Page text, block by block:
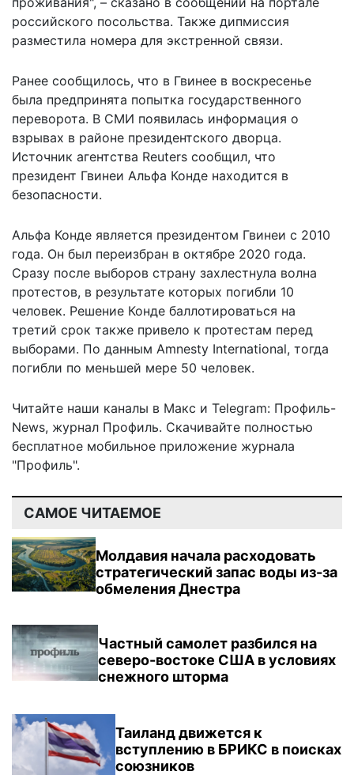
российского посольства. Также дипмиссия
разместила номера для экстренной связи.
Ранее сообщилось, что в Гвинее в воскресенье
была предпринята попытка государственного
переворота. В СМИ появилась информация о
взрывах в районе президентского дворца.
Источник агентства Reuters сообщил, что
президент Гвинеи Альфа Конде находится в
безопасности.
Альфа Конде является президентом Гвинеи с 2010
года. Он был переизбран в октябре 2020 года.
Сразу после выборов страну захлестнула волна
протестов, в результате которых погибли 10
человек. Решение Конде баллотироваться на
третий срок также привело к протестам перед
выборами. По данным Amnesty International, тогда
погибли по меньшей мере 50 человек.
Читайте наши каналы в Макс и Telegram: Профиль-
News, журнал Профиль. Скачивайте полностью
бесплатное мобильное приложение журнала
"Профиль".
САМОЕ ЧИТАЕМОЕ
Молдавия начала расходовать
стратегический запас воды из-за
обмеления Днестра
Частный самолет разбился на
северо-востоке США в условиях
снежного шторма
Таиланд движется к
вступлению в БРИКС в поисках
союзников